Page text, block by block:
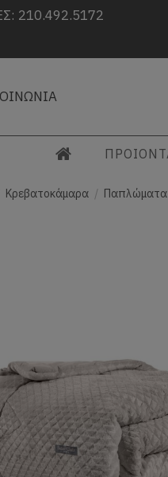
210.492.5172
Κρεβατοκάμαρα Παπλώματα